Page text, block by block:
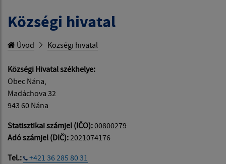
Községi hivatal
Úvod Községi hivatal
Községi Hivatal székhelye:
Obec Nána,
Madáchova 32
943 60 Nána
Statisztikai számjel (IČO):00800279
Adó számjel (DIČ):2021074176
Tel.:
+421 36 285 80 31